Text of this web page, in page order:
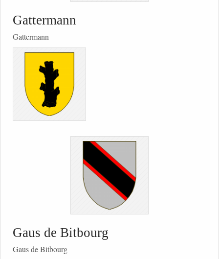
Gattermann
Gattermann
Gaus de Bitbourg
Gaus de Bitbourg